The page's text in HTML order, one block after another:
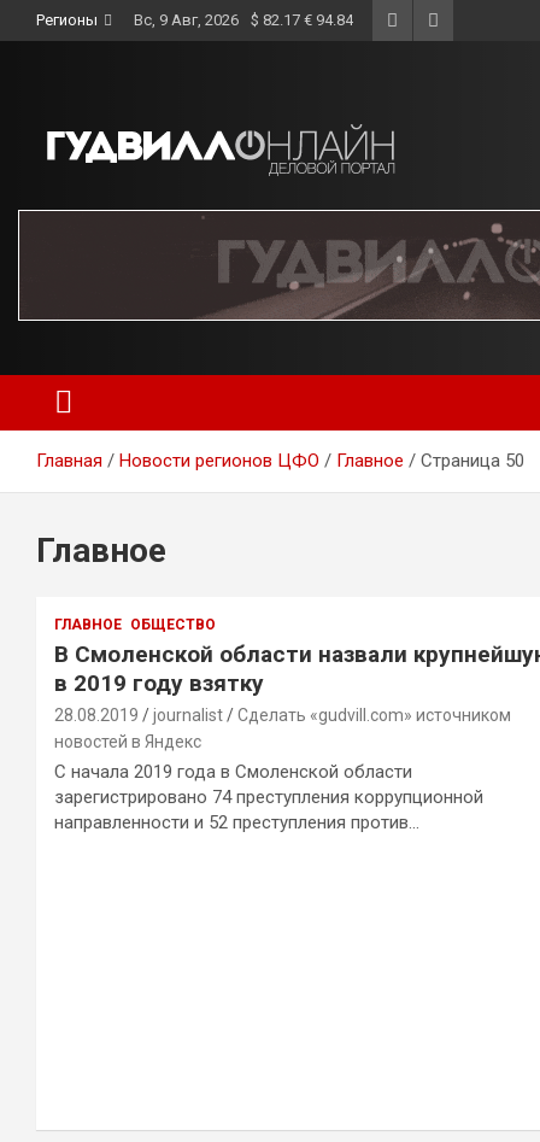
to
Регионы Вс, 9 Авг, 2026 $ 82.17 € 94.84
Главная Новости регионов ЦФО Главное Страница 50
Главное
ГЛАВНОЕ ОБЩЕСТВО
В Смоленской области назвали
в 2019 году взятку
28.08.2019 journalist
Сделать «gudvill.com» источником
новостей в Яндекс
С начала 2019 года в Смоленской области
зарегистрировано 74 преступления коррупционной
направленности и 52 преступления против…